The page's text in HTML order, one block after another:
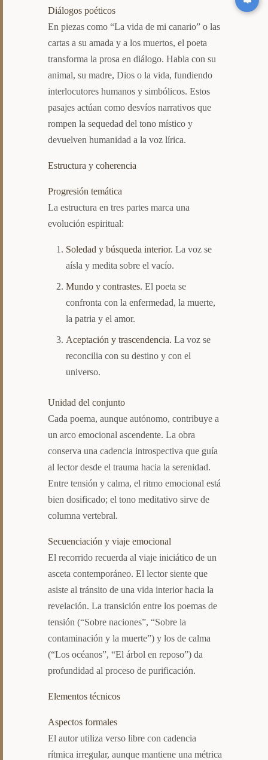
Diálogos poéticos
En piezas como “La vida de mi canario” o las
cartas a su amada y a los muertos, el poeta
transforma la prosa en diálogo. Habla con su
animal, su madre, Dios o la vida, fundiendo
interlocutores humanos y simbólicos. Estos
pasajes actúan como desvíos narrativos que
rompen la sequedad del tono místico y
devuelven humanidad a la voz lírica.
Estructura y coherencia
Progresión temática
La estructura en tres partes marca una
evolución espiritual:
Soledad y búsqueda interior. La voz se
aísla y medita sobre el vacío.
Mundo y contrastes. El poeta se
confronta con la enfermedad, la muerte,
la patria y el amor.
Aceptación y trascendencia. La voz se
reconcilia con su destino y con el
universo.
Unidad del conjunto
Cada poema, aunque autónomo, contribuye a
un arco emocional ascendente. La obra
conserva una cadencia introspectiva que guía
al lector desde el trauma hacia la serenidad.
Entre tensión y calma, el ritmo emocional está
bien dosificado; el tono meditativo sirve de
columna vertebral.
Secuenciación y viaje emocional
El recorrido recuerda al viaje iniciático de un
asceta contemporáneo. El lector siente que
asiste al tránsito de una vida interior hacia la
revelación. La transición entre los poemas de
tensión (“Sobre naciones”, “Sobre la
contaminación y la muerte”) y los de calma
(“Los océanos”, “El árbol en reposo”) da
profundidad al proceso de purificación.
Elementos técnicos
Aspectos formales
El autor utiliza verso libre con cadencia
rítmica irregular, aunque mantiene una métrica